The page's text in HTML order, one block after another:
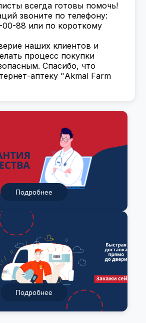
всегда готовы помочь!
звоните по телефону:
88 или по короткому
наших клиентов и
процесс покупки
Спасибо, что
аптеку "Akmal Farm
Подробнее
Подробнее